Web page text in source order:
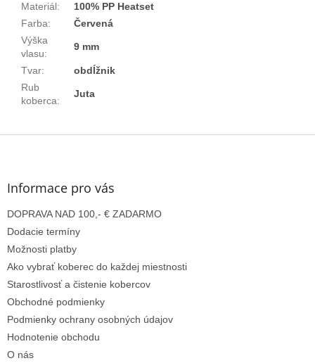
Materiál:
100% PP Heatset
Farba:
Červená
Výška
vlasu:
9 mm
Tvar:
obdĺžnik
Rub
koberca:
Juta
Z
Informace pro vás
DOPRAVA NAD 100,- € ZADARMO
Dodacie termíny
Možnosti platby
Ako vybrať koberec do každej miestnosti
Starostlivosť a čistenie kobercov
Obchodné podmienky
Podmienky ochrany osobných údajov
Hodnotenie obchodu
O nás